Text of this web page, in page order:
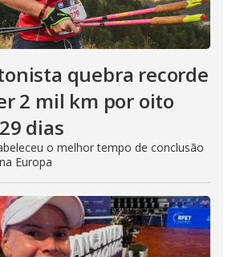
quebra recorde
2 mil km por oito
dias
o melhor tempo de conclusão
Europa